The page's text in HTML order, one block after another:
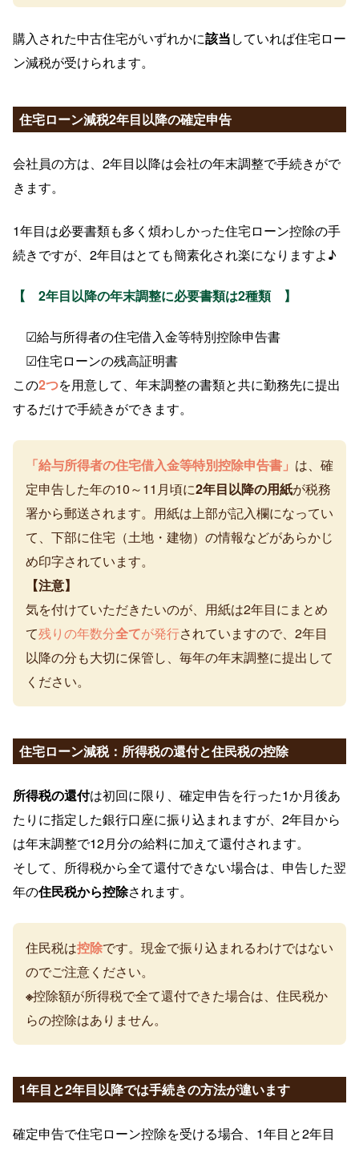
購入された中古住宅がいずれかに該当していれば住宅ロー
ン減税が受けられます。
住宅ローン減税2年目以降の確定申告
会社員の方は、2年目以降は会社の年末調整で手続きがで
きます。
1年目は必要書類も多く煩わしかった住宅ローン控除の手
続きですが、2年目はとても簡素化され楽になりますよ♪
【 2年目以降の年末調整に必要書類は2種類】
☑給与所得者の住宅借入金等特別控除申告書
☑住宅ローンの残高証明書
この2つを用意して、年末調整の書類と共に勤務先に提出
するだけで手続きができます。
「給与所得者の住宅借入金等特別控除申告書」 は、確
定申告した年の10～11月頃に2年目以降の用紙が税務
署から郵送されます。用紙は上部が記入欄になってい
て、下部に住宅（土地・建物）の情報などがあらかじ
め印字されています。
【注意】
気を付けていただきたいのが、用紙は2年目にまとめ
て残りの年数分全てが発行されていますので、2年目
以降の分も大切に保管し、毎年の年末調整に提出して
ください。
住宅ローン減税：所得税の還付と住民税の控除
所得税の還付は初回に限り、確定申告を行った1か月後あ
たりに指定した銀行口座に振り込まれますが、2年目から
は年末調整で12月分の給料に加えて還付されます。
そして、所得税から全て還付できない場合は、申告した翌
年の住民税から控除されます。
住民税は控除です。現金で振り込まれるわけではない
のでご注意ください。
※控除額が所得税で全て還付できた場合は、住民税か
らの控除はありません。
1年目と2年目以降では手続きの方法が違います
確定申告で住宅ローン控除を受ける場合、1年目と2年目